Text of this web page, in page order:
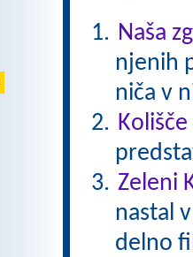
Naša
njenih
niča v
Zeleni
nastal
delno